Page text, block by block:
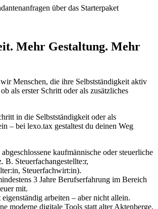
über das Starterpaket
Mehr Gestaltung. Mehr
Menschen, die ihre Selbstständigkeit aktiv
als erster Schritt oder als zusätzliches
in die Selbstständigkeit oder als
– bei lexo.tax gestaltest du deinen Weg
kaufmännische oder steuerliche
B. Steuerfachangestellte:r,
Steuerfachwirt:in).
3 Jahre Berufserfahrung im Bereich
mit.
arbeiten – aber nicht allein.
moderne digitale Tools statt alter Aktenberge.